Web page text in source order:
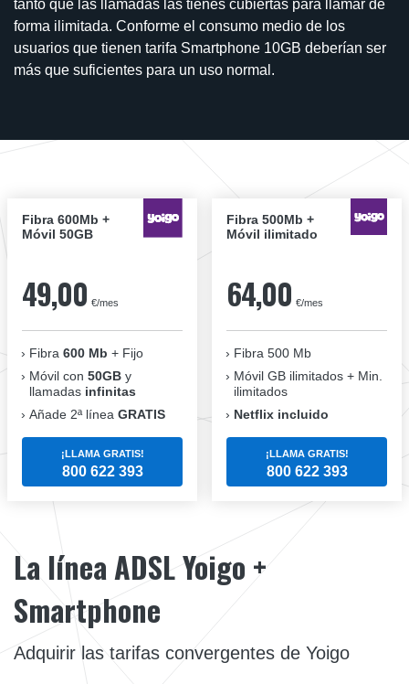
tanto que las llamadas las tienes cubiertas para llamar de
forma ilimitada. Conforme el consumo medio de los
usuarios que tienen tarifa Smartphone 10GB deberían ser
más que suficientes para un uso normal.
Fibra 600Mb +
Móvil 50GB
49,00 €/mes
Fibra 600 Mb + Fijo
Móvil con 50GB y
llamadas infinitas
Añade 2ª línea GRATIS
¡LLAMA GRATIS!
800 622 393
Fibra 500Mb +
Móvil ilimitado
64,00 €/mes
Fibra 500 Mb
Móvil GB ilimitados + Min.
ilimitados
Netflix incluido
¡LLAMA GRATIS!
800 622 393
La línea ADSL Yoigo +
Smartphone
Adquirir las tarifas convergentes de Yoigo